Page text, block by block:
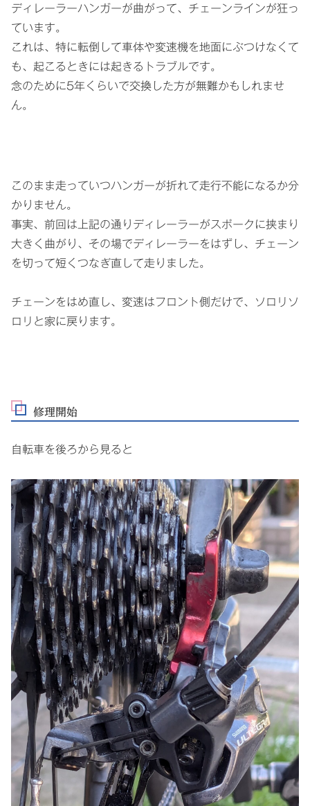
ディレーラーハンガーが曲がって、チェーンラインが狂っ
ています。
これは、特に転倒して車体や変速機を地面にぶつけなくて
も、起こるときには起きるトラブルです。
念のために5年くらいで交換した方が無難かもしれませ
ん。
このまま走っていつハンガーが折れて走行不能になるか分
かりません。
事実、前回は上記の通りディレーラーがスポークに挟まり
大きく曲がり、その場でディレーラーをはずし、チェーン
を切って短くつなぎ直して走りました。
チェーンをはめ直し、変速はフロント側だけで、ソロリソ
ロリと家に戻ります。
修理開始
自転車を後ろから見ると